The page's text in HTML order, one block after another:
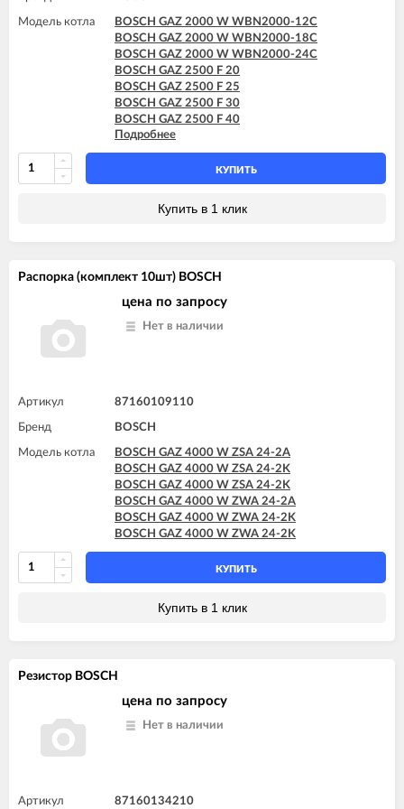
Модель котла
BOSCH GAZ 2000 W WBN2000-12C
BOSCH GAZ 2000 W WBN2000-18C
BOSCH GAZ 2000 W WBN2000-24C
BOSCH GAZ 2500 F 20
BOSCH GAZ 2500 F 25
BOSCH GAZ 2500 F 30
BOSCH GAZ 2500 F 40
BOSCH GAZ 2500 F 50
BOSCH GAZ 4000 W ZSA 24-2A
BOSCH GAZ 4000 W ZSA 24-2K
BOSCH GAZ 4000 W ZSA 24-2K
BOSCH GAZ 4000 W ZWA 24-2K
BOSCH GAZ 6000 W WBN6000 18H
BOSCH GAZ 6000 W WBN6000 24C
BOSCH GAZ 6000 W WBN6000 28C
Подробнее
КУПИТЬ
Купить в 1 клик
Распорка (комплект 10шт) BOSCH
цена по запросу
Нет в наличии
Артикул 87160109110
Бренд BOSCH
Модель котла
BOSCH GAZ 4000 W ZSA 24-2A
BOSCH GAZ 4000 W ZSA 24-2K
BOSCH GAZ 4000 W ZSA 24-2K
BOSCH GAZ 4000 W ZWA 24-2A
BOSCH GAZ 4000 W ZWA 24-2K
BOSCH GAZ 4000 W ZWA 24-2K
КУПИТЬ
Купить в 1 клик
Резистор BOSCH
цена по запросу
Нет в наличии
Артикул 87160134210